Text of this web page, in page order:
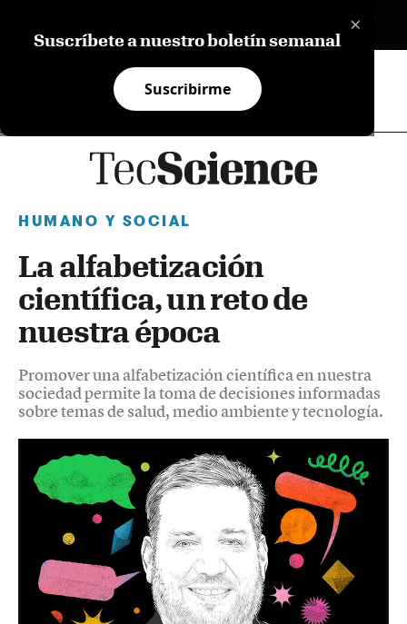
×
Suscríbete a nuestro boletín semanal
Suscribirme
HUMANO Y SOCIAL
La alfabetización
científica, un reto de
nuestra época
Promover una alfabetización científica en nuestra
sociedad permite la toma de decisiones informadas
sobre temas de salud, medio ambiente y tecnología.